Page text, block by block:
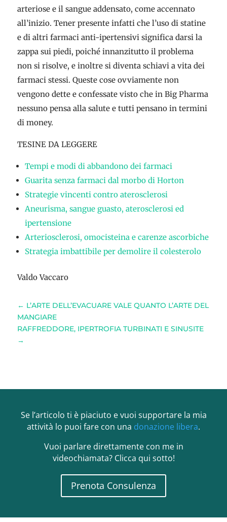
arteriose e il sangue addensato, come accennato
all’inizio. Tener presente infatti che l’uso di statine
e di altri farmaci anti-ipertensivi significa darsi la
zappa sui piedi, poiché innanzitutto il problema
non si risolve, e inoltre si diventa schiavi a vita dei
farmaci stessi. Queste cose ovviamente non
vengono dette e confessate visto che in Big Pharma
nessuno pensa alla salute e tutti pensano in termini
di money.
TESINE DA LEGGERE
Tempi e modi di abbandono dei farmaci
Guarita senza farmaci dal morbo di Horton
Strategie vincenti contro aterosclerosi
Aneurisma, sangue guasto, aterosclerosi ed
ipertensione
Arteriosclerosi, omocisteina e carenze ascorbiche
Strategia imbattibile per demolire il colesterolo
Valdo Vaccaro
← L’ARTE DELL’EVACUARE VALE QUANTO L’ARTE DEL
MANGIARE
RAFFREDDORE, IPERTROFIA TURBINATI E SINUSITE
→
Se l’articolo ti è piaciuto e vuoi supportare la mia
attività lo puoi fare con una donazione libera.
Vuoi parlare direttamente con me in
videochiamata? Clicca qui sotto!
Prenota Consulenza